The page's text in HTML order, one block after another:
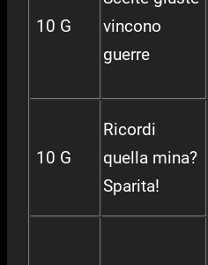
10 G
vincono
guerre
10 G
Ricordi
quella mina?
Sparita!